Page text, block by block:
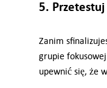
5.
Zanim
grupie
upewnić się, że